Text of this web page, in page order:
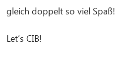
gleich doppelt so viel Spaß!
Let’s CIB!